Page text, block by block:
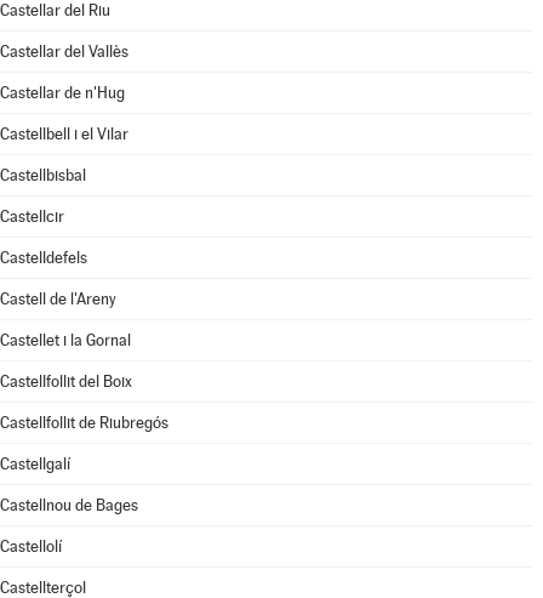
Castellar del Riu
Castellar del Vallès
Castellar de n'Hug
Castellbell i el Vilar
Castellbisbal
Castellcir
Castelldefels
Castell de l'Areny
Castellet i la Gornal
Castellfollit del Boix
Castellfollit de Riubregós
Castellgalí
Castellnou de Bages
Castellolí
Castellterçol